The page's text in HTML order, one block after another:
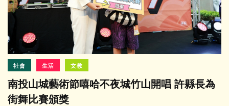
社會 生活 文教
南投山城藝術節嘻哈不夜城竹山開唱 許縣長為
街舞比賽頒獎